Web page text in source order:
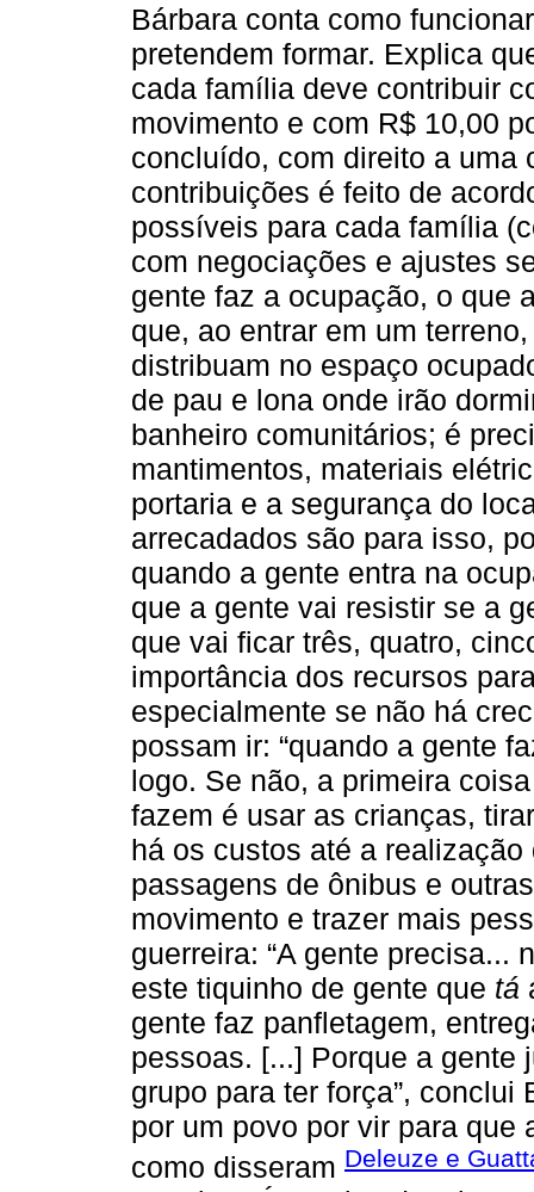
Bárbara conta como
pretendem formar. Explica
cada família deve contribuir
movimento e com R$ 10,00
concluído, com direito a uma
contribuições é feito de
possíveis para cada família
com negociações e ajustes
gente faz a ocupação, o que
que, ao entrar em um
distribuam no espaço
de pau e lona onde irão
banheiro comunitários; é
mantimentos, materiais
portaria e a segurança do
arrecadados são para isso,
quando a gente entra na
que a gente vai resistir se a
que vai ficar três, quatro,
importância dos recursos
especialmente se não há
possam ir: “quando a gente
logo. Se não, a primeira
fazem é usar as crianças,
há os custos até a
passagens de ônibus e
movimento e trazer mais
guerreira: “A gente precisa...
este tiquinho de gente que tá
gente faz panfletagem,
pessoas. [...] Porque a gente
grupo para ter força”,
por um povo por vir para que
como disseram Deleuze e